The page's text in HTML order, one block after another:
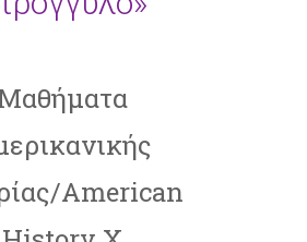
American